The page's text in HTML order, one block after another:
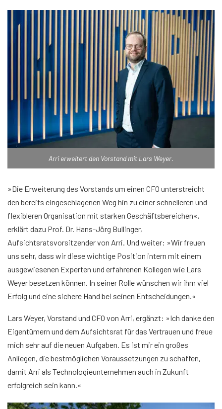
Arri erweitert den Vorstand mit Lars Weyer.
»Die Erweiterung des Vorstands um einen CFO unterstreicht
den bereits eingeschlagenen Weg hin zu einer schnelleren und
flexibleren Organisation mit starken Geschäftsbereichen«,
erklärt dazu Prof. Dr. Hans-Jörg Bullinger,
Aufsichtsratsvorsitzender von Arri. Und weiter: »Wir freuen
uns sehr, dass wir diese wichtige Position intern mit einem
ausgewiesenen Experten und erfahrenen Kollegen wie Lars
Weyer besetzen können. In seiner Rolle wünschen wir ihm viel
Erfolg und eine sichere Hand bei seinen Entscheidungen.«
Lars Weyer, Vorstand und CFO von Arri, ergänzt: »Ich danke den
Eigentümern und dem Aufsichtsrat für das Vertrauen und freue
mich sehr auf die neuen Aufgaben. Es ist mir ein großes
Anliegen, die bestmöglichen Voraussetzungen zu schaffen,
damit Arri als Technologieunternehmen auch in Zukunft
erfolgreich sein kann.«